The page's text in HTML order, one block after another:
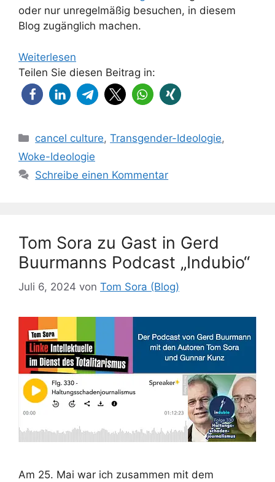
oder nur unregelmäßig besuchen, in diesem
Blog zugänglich machen.
Weiterlesen
Teilen Sie diesen Beitrag in:
Kategorien
cancel culture,Transgender-Ideologie,
Woke-Ideologie
Schreibe einen Kommentar
Tom Sora zu Gast in Gerd
Buurmanns Podcast „Indubio“
Juli 6, 2024 von Tom Sora (Blog)
Am 25. Mai war ich zusammen mit dem